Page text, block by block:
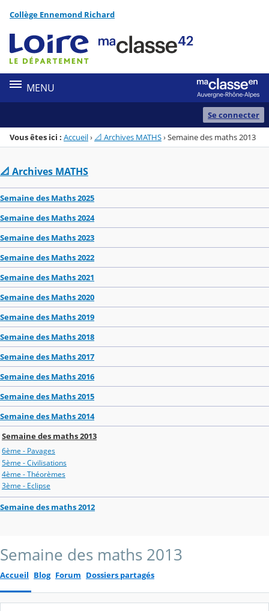
Menu de la rubrique
Contenu
Collège Ennemond Richard
MENU
Se connecter
Vous êtes ici : Accueil› 📐 Archives MATHS›Semaine des maths 2013
📐 Archives MATHS
Semaine des Maths 2025
Semaine des Maths 2024
Semaine des Maths 2023
Semaine des Maths 2022
Semaine des Maths 2021
Semaine des Maths 2020
Semaine des Maths 2019
Semaine des Maths 2018
Semaine des Maths 2017
Semaine des Maths 2016
Semaine des Maths 2015
Semaine des Maths 2014
Semaine des maths 2013
6ème - Pavages
5ème - Civilisations
4ème - Théorèmes
3ème - Eclipse
Semaine des maths 2012
Semaine des maths 2013
Accueil Blog Forum Dossiers partagés